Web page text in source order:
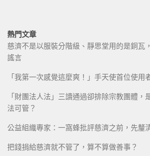
熱門文章
慈濟不是以服裝分階級、靜思堂用的是銅瓦
謠言
「我第一次感覺這麼爽！」手天使首位使用
「財團法人法」三讀通過卻排除宗教團體，
法可管？
公益組織專家：一窩蜂批評慈濟之前，先釐
把錢捐給慈濟就不管了，算不算做善事？